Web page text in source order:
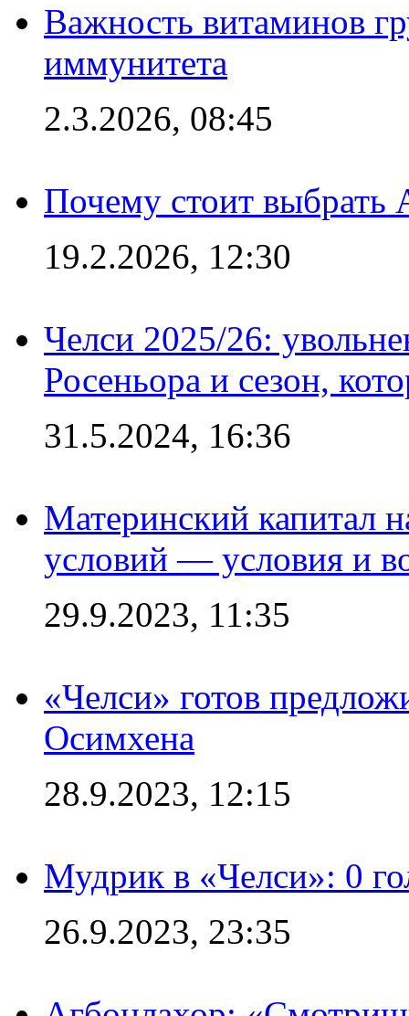
Важность витаминов
иммунитета
2.3.2026, 08:45
Почему стоит выбрать
19.2.2026, 12:30
Челси 2025/26:
Росеньора и сезон,
31.5.2024, 16:36
Материнский капитал
условий — условия и
29.9.2023, 11:35
«Челси» готов
Осимхена
28.9.2023, 12:15
Мудрик в «Челси»: 0
26.9.2023, 23:35